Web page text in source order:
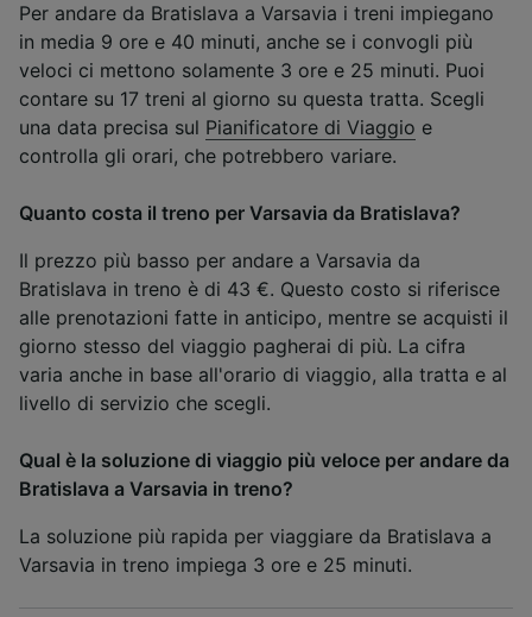
Per andare da Bratislava a Varsavia i treni impiegano
in media 9 ore e 40 minuti, anche se i convogli più
veloci ci mettono solamente 3 ore e 25 minuti. Puoi
contare su 17 treni al giorno su questa tratta. Scegli
una data precisa sul Pianificatore di Viaggio e
controlla gli orari, che potrebbero variare.
Quanto costa il treno per Varsavia da Bratislava?
Il prezzo più basso per andare a Varsavia da
Bratislava in treno è di 43 €. Questo costo si riferisce
alle prenotazioni fatte in anticipo, mentre se acquisti il
giorno stesso del viaggio pagherai di più. La cifra
varia anche in base all'orario di viaggio, alla tratta e al
livello di servizio che scegli.
Qual è la soluzione di viaggio più veloce per andare da
Bratislava a Varsavia in treno?
La soluzione più rapida per viaggiare da Bratislava a
Varsavia in treno impiega 3 ore e 25 minuti.